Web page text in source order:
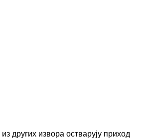
других извора остварују приход